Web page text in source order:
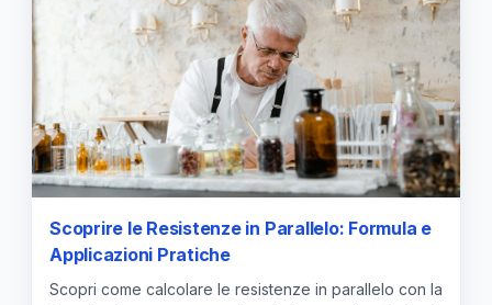
Scoprire le Resistenze in Parallelo: Formula e
Applicazioni Pratiche
Scopri come calcolare le resistenze in parallelo con la